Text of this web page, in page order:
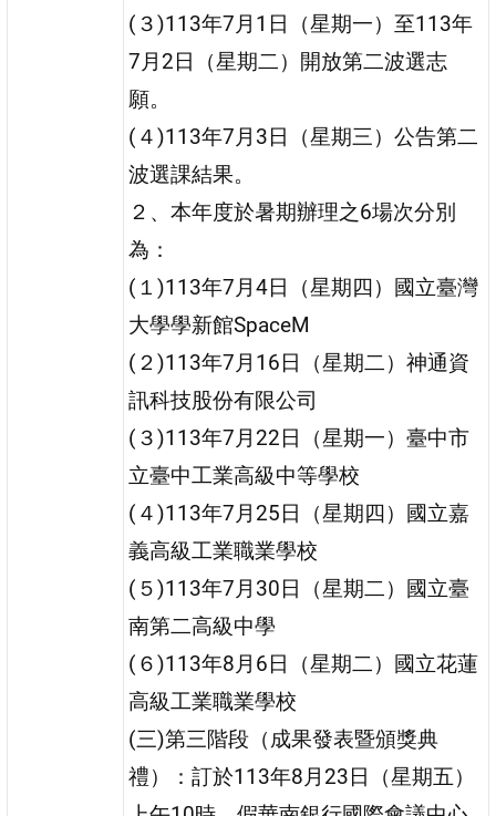
(３)113年7月1日（星期一）至113年
7月2日（星期二）開放第二波選志
願。
(４)113年7月3日（星期三）公告第二
波選課結果。
２、本年度於暑期辦理之6場次分別
為：
(１)113年7月4日（星期四）國立臺灣
大學學新館SpaceM
(２)113年7月16日（星期二）神通資
訊科技股份有限公司
(３)113年7月22日（星期一）臺中市
立臺中工業高級中等學校
(４)113年7月25日（星期四）國立嘉
義高級工業職業學校
(５)113年7月30日（星期二）國立臺
南第二高級中學
(６)113年8月6日（星期二）國立花蓮
高級工業職業學校
(三)第三階段（成果發表暨頒獎典
禮）：訂於113年8月23日（星期五）